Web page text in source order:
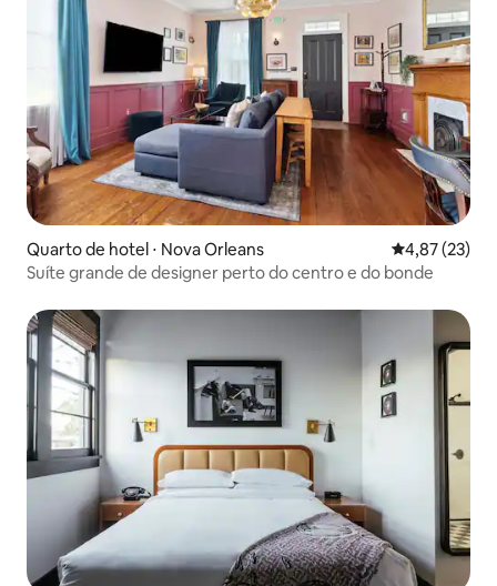
Quarto de hotel ⋅ Nova Orleans 4,87 de uma
4,87 (23)
Suíte grande de designer perto do centro e do bonde